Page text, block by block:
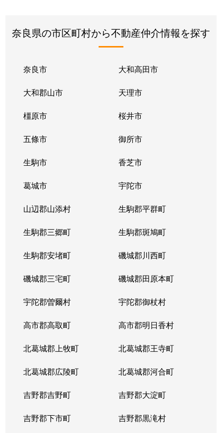
奈良県の市区町村から不動産仲介情報を探す
奈良市 大和高田市
大和郡山市 天理市
橿原市 桜井市
五條市 御所市
生駒市 香芝市
葛城市 宇陀市
山辺郡山添村 生駒郡平群町
生駒郡三郷町 生駒郡斑鳩町
生駒郡安堵町 磯城郡川西町
磯城郡三宅町 磯城郡田原本町
宇陀郡曽爾村 宇陀郡御杖村
高市郡高取町 高市郡明日香村
北葛城郡上牧町 北葛城郡王寺町
北葛城郡広陵町 北葛城郡河合町
吉野郡吉野町 吉野郡大淀町
吉野郡下市町 吉野郡黒滝村